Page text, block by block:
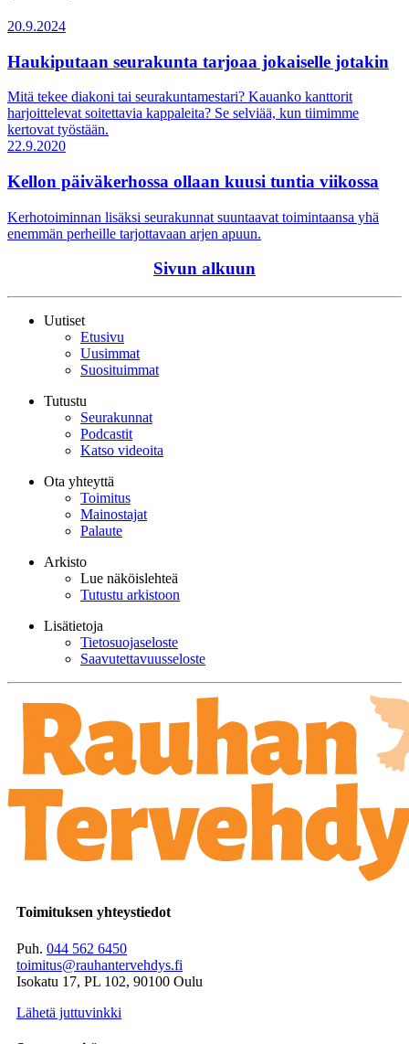
20.9.2024
Haukiputaan seurakunta tarjoaa jokaiselle jotakin
Mitä tekee diakoni tai seurakuntamestari? Kauanko kanttorit
harjoittelevat soitettavia kappaleita? Se selviää, kun tiimimme
kertovat työstään.
22.9.2020
Kellon päiväkerhossa ollaan kuusi tuntia viikossa
Kerhotoiminnan lisäksi seurakunnat suuntaavat toimintaansa yhä
enemmän perheille tarjottavaan arjen apuun.
Sivun alkuun
Uutiset
Etusivu
Uusimmat
Suosituimmat
Tutustu
Seurakunnat
Podcastit
Katso videoita
Ota yhteyttä
Toimitus
Mainostajat
Palaute
Arkisto
Lue näköislehteä
Tutustu arkistoon
Lisätietoja
Tietosuojaseloste
Saavutettavuusseloste
Toimituksen yhteystiedot
Puh. 044 562 6450
toimitus@rauhantervehdys.fi
Isokatu 17, PL 102, 90100 Oulu
Lähetä juttuvinkki